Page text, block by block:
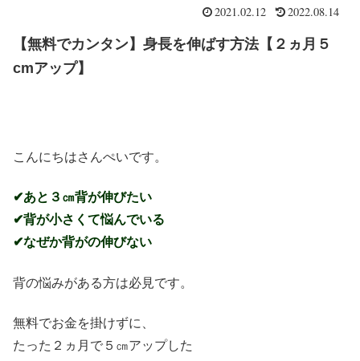
2021.02.12 2022.08.14
【無料でカンタン】身長を伸ばす方法【２ヵ月５
cmアップ】
こんにちはさんぺいです。
✔あと３㎝背が伸びたい
✔背が小さくて悩んでいる
✔なぜか背がの伸びない
背の悩みがある方は必見です。
無料でお金を掛けずに、
たった２ヵ月で５㎝アップした